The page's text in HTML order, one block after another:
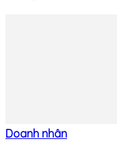
Doanh nhân